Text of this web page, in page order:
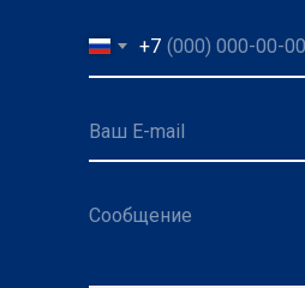
+7
Ваш E-mail
Сообщение